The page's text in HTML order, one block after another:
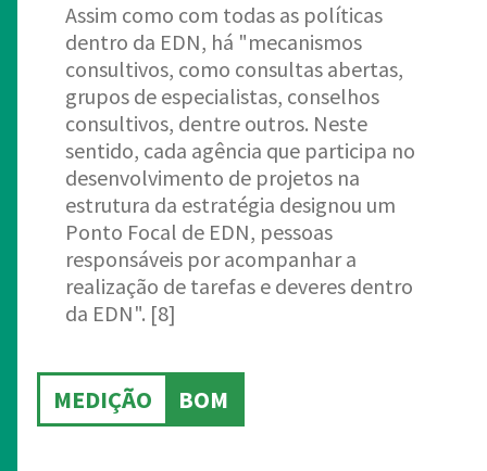
Assim como com todas as políticas
dentro da EDN, há "mecanismos
consultivos, como consultas abertas,
grupos de especialistas, conselhos
consultivos, dentre outros. Neste
sentido, cada agência que participa no
desenvolvimento de projetos na
estrutura da estratégia designou um
Ponto Focal de EDN, pessoas
responsáveis por acompanhar a
realização de tarefas e deveres dentro
da EDN". [8]
MEDIÇÃO BOM